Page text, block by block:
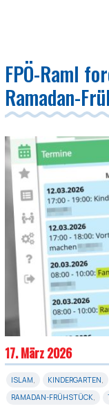
FPÖ-Raml
Ramadan-
17. März 2026
ISLAM, KINDERGARTEN,
RAMADAN-FRÜHSTÜCK,